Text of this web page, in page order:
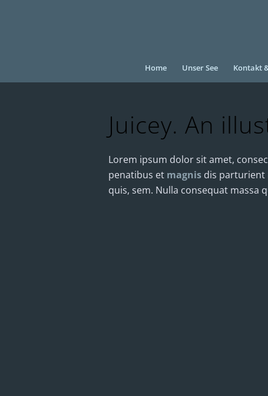
Home Unser See Kontakt
Juicey. An
Lorem ipsum dolor sit amet,
penatibus et magnis dis parturient
quis, sem. Nulla consequat massa